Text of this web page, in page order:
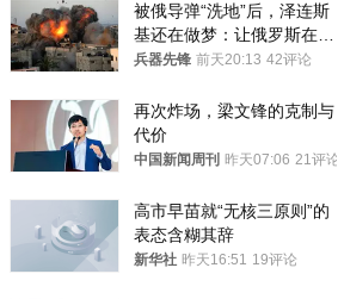
被俄导弹“洗地”后，泽连斯
基还在做梦：让俄罗斯在冬
季前求和？
兵器先锋 前天20:13 42评论
再次炸场，梁文锋的克制与
代价
中国新闻周刊 昨天07:06 21评论
高市早苗就“无核三原则”的
表态含糊其辞
新华社 昨天16:51 19评论